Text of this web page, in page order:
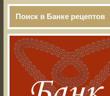
Поиск в Банке рецептов